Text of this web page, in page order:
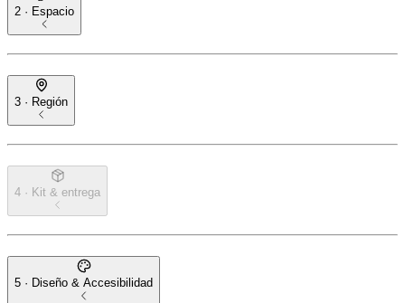
2 · Espacio
3 · Región
4 · Kit & entrega
5 · Diseño & Accesibilidad